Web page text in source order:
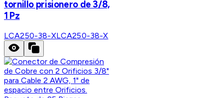
tornillo prisionero de 3/8,
1 Pz
LCA250-38-XLCA250-38-X